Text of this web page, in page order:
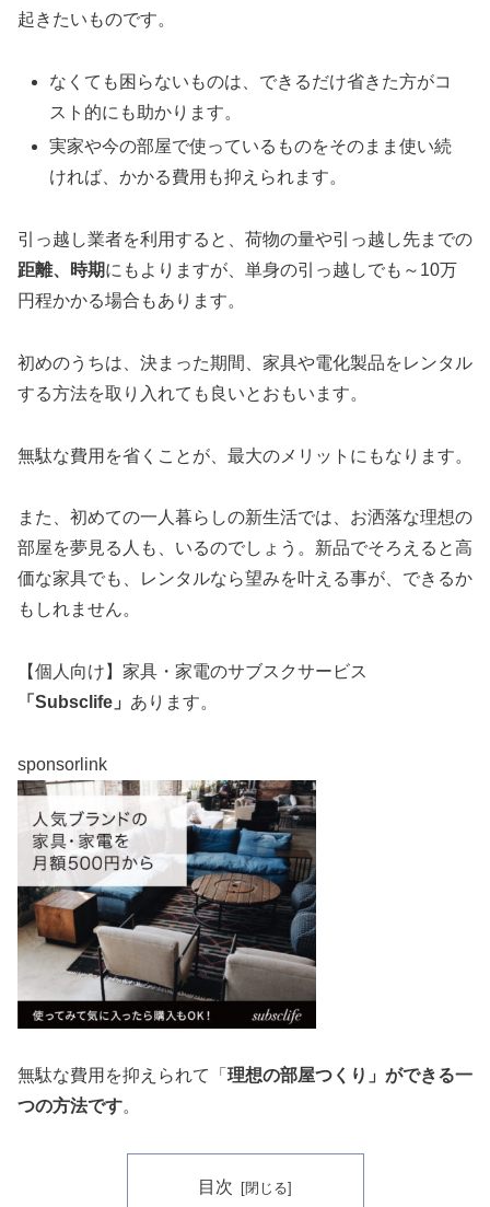
起きたいものです。
なくても困らないものは、できるだけ省きた方がコ
スト的にも助かります。
実家や今の部屋で使っているものをそのまま使い続
ければ、かかる費用も抑えられます。
引っ越し業者を利用すると、荷物の量や引っ越し先までの
距離、時期にもよりますが、単身の引っ越しでも～10万
円程かかる場合もあります。
初めのうちは、決まった期間、家具や電化製品をレンタル
する方法を取り入れても良いとおもいます。
無駄な費用を省くことが、最大のメリットにもなります。
また、初めての一人暮らしの新生活では、お洒落な理想の
部屋を夢見る人も、いるのでしょう。新品でそろえると高
価な家具でも、レンタルなら望みを叶える事が、できるか
もしれません。
【個人向け】家具・家電のサブスクサービス
「Subsclife」 あります。
sponsorlink
無駄な費用を抑えられて「 理想の部屋つくり」ができる一
つの方法です。
目次